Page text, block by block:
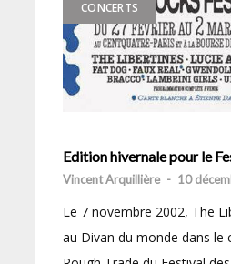
CONCERTS
Edition hivernale pour le
Vincent Arquillière - 10
Le 7 novembre 2002, The
au Divan du monde dans le